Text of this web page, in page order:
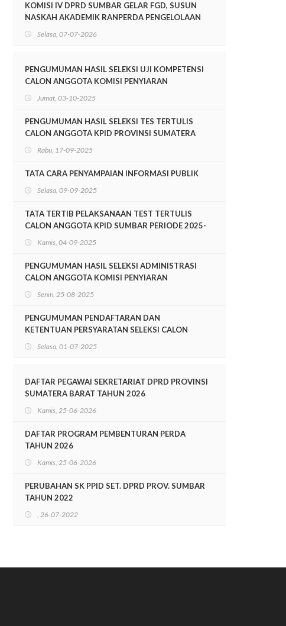
KOMISI IV DPRD SUMBAR GELAR FGD, SUSUN
NASKAH AKADEMIK RANPERDA PENGELOLAAN
LINGKUNGAN HIDUP
Selasa, 07-07-2026
PENGUMUMAN HASIL SELEKSI UJI KOMPETENSI
CALON ANGGOTA KOMISI PENYIARAN
INDONESIA DAERAH (KPID) PROVINSI
SUMATERA BARAT PERIODE 2025-2028
Jumat, 03-10-2025
PENGUMUMAN HASIL SELEKSI TES TERTULIS
CALON ANGGOTA KPID PROVINSI SUMATERA
BARAT PERIODE 2025-2028
Rabu, 17-09-2025
TATA CARA PENYAMPAIAN INFORMASI PUBLIK
Selasa, 09-09-2025
TATA TERTIB PELAKSANAAN TEST TERTULIS
CALON ANGGOTA KPID SUMBAR PERIODE 2025-
2028
Kamis, 04-09-2025
PENGUMUMAN HASIL SELEKSI ADMINISTRASI
CALON ANGGOTA KOMISI PENYIARAN
INDONESIA DAERAH PROVINSI SUMATERA
BARAT PERIODE 2025-2028
Senin, 25-08-2025
PENGUMUMAN PENDAFTARAN DAN
KETENTUAN PERSYARATAN SELEKSI CALON
ANGGOTA KOMISI PENYIARAN INDONESIA
DAERAH SUMATERA BARAT MASA JABATAN
Selasa, 01-07-2025
DAFTAR PEGAWAI SEKRETARIAT DPRD PROVINSI
SUMATERA BARAT TAHUN 2026
Kamis, 25-06-2026
DAFTAR PROGRAM PEMBENTURAN PERDA
TAHUN 2026
Kamis, 25-06-2026
PERUBAHAN SK PPID SET. DPRD PROV. SUMBAR
TAHUN 2022
, 26-07-2022